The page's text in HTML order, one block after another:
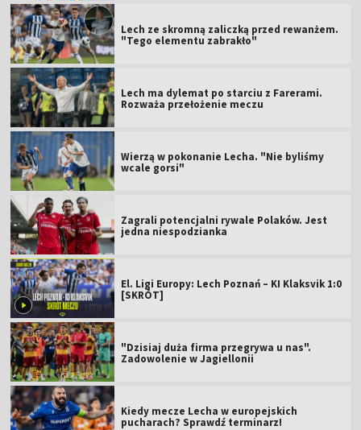
Lech ze skromną zaliczką przed rewanżem.
"Tego elementu zabrakło"
Lech ma dylemat po starciu z Farerami.
Rozważa przełożenie meczu
Wierzą w pokonanie Lecha. "Nie byliśmy
wcale gorsi"
Zagrali potencjalni rywale Polaków. Jest
jedna niespodzianka
El. Ligi Europy: Lech Poznań – KI Klaksvik 1:0
[SKRÓT]
"Dzisiaj duża firma przegrywa u nas".
Zadowolenie w Jagiellonii
Kiedy mecze Lecha w europejskich
pucharach? Sprawdź terminarz!